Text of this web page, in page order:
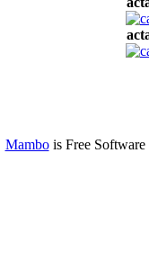
Mambois Free Software